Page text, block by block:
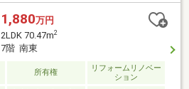
1,880万円
2LDK 70.47m2
7階 南東
所有権
リフォームリノベー
ション